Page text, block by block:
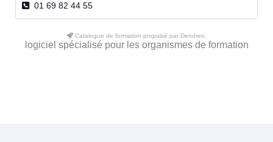
01 69 82 44 55
Catalogue de formation propulsé par Dendreo,
logiciel spécialisé pour les organismes de formation